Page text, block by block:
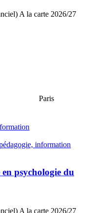
A la carte 2026/27
Paris
information
psychologie du
A la carte 2026/27